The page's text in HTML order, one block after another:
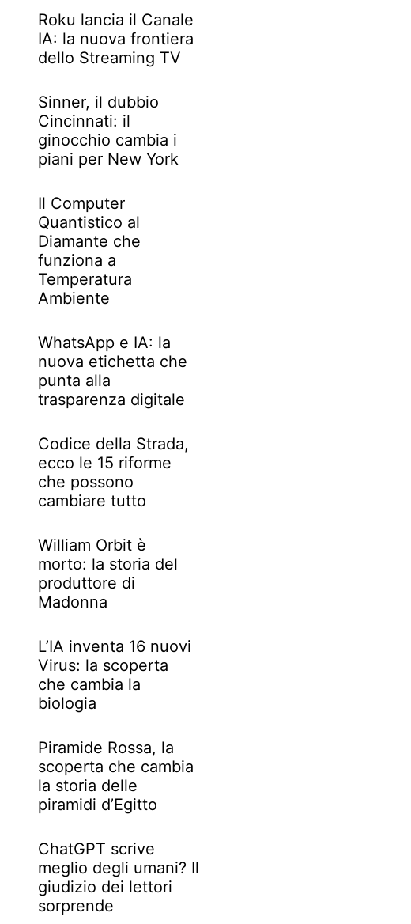
Roku lancia il Canale
IA: la nuova frontiera
dello Streaming TV
Sinner, il dubbio
Cincinnati: il
ginocchio cambia i
piani per New York
Il Computer
Quantistico al
Diamante che
funziona a
Temperatura
Ambiente
WhatsApp e IA: la
nuova etichetta che
punta alla
trasparenza digitale
Codice della Strada,
ecco le 15 riforme
che possono
cambiare tutto
William Orbit è
morto: la storia del
produttore di
Madonna
L’IA inventa 16 nuovi
Virus: la scoperta
che cambia la
biologia
Piramide Rossa, la
scoperta che cambia
la storia delle
piramidi d’Egitto
ChatGPT scrive
meglio degli umani? Il
giudizio dei lettori
sorprende